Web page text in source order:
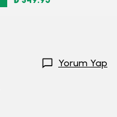
Yorum Yap